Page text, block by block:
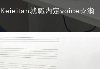
Keieitan就職内定voice☆瀬